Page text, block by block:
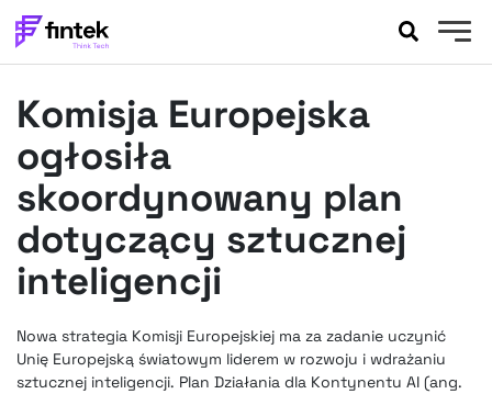
BANKOWOŚĆ
EVENTY
FELIETONY
WYWIADY
LEGAL
PODCASTY
FINTEK EXTRA
OKIEM EKSPERTA
Komisja Europejska
ogłosiła
skoordynowany plan
dotyczący sztucznej
inteligencji
Nowa strategia Komisji Europejskiej ma za zadanie uczynić
Unię Europejską światowym liderem w rozwoju i wdrażaniu
sztucznej inteligencji. Plan Działania dla Kontynentu AI (ang.